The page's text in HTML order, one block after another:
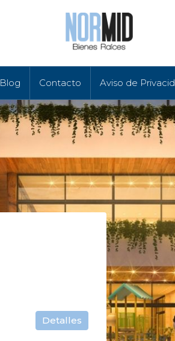
Blog Contacto Aviso de
Detalles